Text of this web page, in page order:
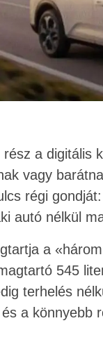
a digitális
vagy
régi
autó nélkül
a
545
terhelés
a könnyebb